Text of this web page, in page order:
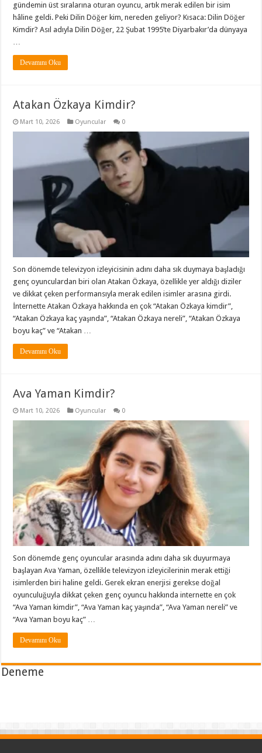
gündemin üst sıralarına oturan oyuncu, artık merak edilen bir isim
hâline geldi. Peki Dilin Döğer kim, nereden geliyor? Kısaca: Dilin Döğer
Kimdir? Asıl adıyla Dilin Döğer, 22 Şubat 1995’te Diyarbakır’da dünyaya
…
Devamını Oku
Atakan Özkaya Kimdir?
Mart 10, 2026 Oyuncular 0
Son dönemde televizyon izleyicisinin adını daha sık duymaya başladığı
genç oyunculardan biri olan Atakan Özkaya, özellikle yer aldığı diziler
ve dikkat çeken performansıyla merak edilen isimler arasına girdi.
İnternette Atakan Özkaya hakkında en çok “Atakan Özkaya kimdir”,
“Atakan Özkaya kaç yaşında”, “Atakan Özkaya nereli”, “Atakan Özkaya
boyu kaç” ve “Atakan …
Devamını Oku
Ava Yaman Kimdir?
Mart 10, 2026 Oyuncular 0
Son dönemde genç oyuncular arasında adını daha sık duyurmaya
başlayan Ava Yaman, özellikle televizyon izleyicilerinin merak ettiği
isimlerden biri haline geldi. Gerek ekran enerjisi gerekse doğal
oyunculuğuyla dikkat çeken genç oyuncu hakkında internette en çok
“Ava Yaman kimdir”, “Ava Yaman kaç yaşında”, “Ava Yaman nereli” ve
“Ava Yaman boyu kaç” …
Devamını Oku
Deneme